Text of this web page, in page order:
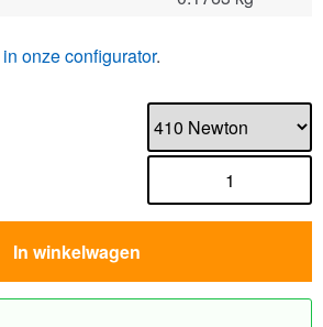
in onze configurator.
In winkelwagen